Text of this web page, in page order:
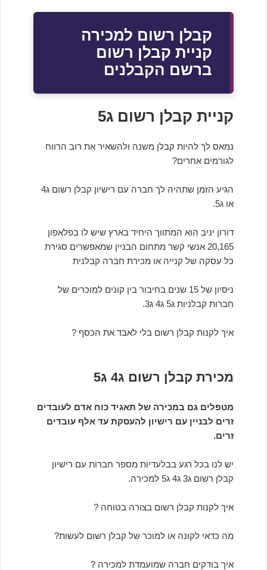
קבלן רשום למכירה
קניית קבלן רשום
ברשם הקבלנים
קניית קבלן רשום ג5
נמאס לך להיות קבלן משנה ולהשאיר את רוב הרווח
לגורמים אחרים?
הגיע הזמן שתהיה לך חברה עם רישיון קבלן רשום ג4
או ג5.
דורון יניב הוא המתווך היחיד בארץ שיש לו בפלאפון
20,165 אנשי קשר מתחום הבניין שמאפשרים סגירת
כל עסקה של קנייה או מכירת חברה קבלנית
ניסיון של 15 שנים בחיבור בין קונים למוכרים של
חברות קבלניות ג5 ג4 ג3.
איך לקנות קבלן רשום בלי לאבד את הכסף ?
מכירת קבלן רשום ג4 ג5
מטפלים גם במכירה של תאגיד כוח אדם לעובדים
זרים לבניין עם רישיון להעסקת עד אלף עובדים
זרים.
יש לנו בכל רגע בבלעדיות מספר חברות עם רישיון
קבלן רשום ג3 ג4 ג5 למכירה.
איך לקנות קבלן רשום בצורה בטוחה ?
מה כדאי לקונה או למוכר של קבלן רשום לעשות?
איך בודקים חברה שמועמדת למכירה ?